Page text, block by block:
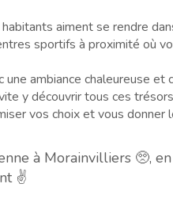
aiment se rendre
sportifs à proximité où
ambiance chaleureuse et
y découvrir tous ces
vos choix et vous donner
à Morainvilliers 🥺,
✌️